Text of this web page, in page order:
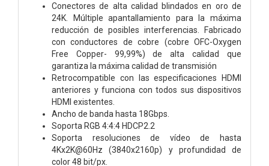
Conectores de alta calidad blindados en oro de
24K. Múltiple apantallamiento para la máxima
reducción de posibles interferencias. Fabricado
con conductores de cobre (cobre OFC-Oxygen
Free Copper- 99,99%) de alta calidad que
garantiza la máxima calidad de transmisión
Retrocompatible con las especificaciones HDMI
anteriores y funciona con todos sus dispositivos
HDMI existentes.
Ancho de banda hasta 18Gbps.
Soporta RGB 4:4:4 HDCP2.2
Soporta resoluciones de vídeo de hasta
4Kx2K@60Hz (3840x2160p) y profundidad de
color 48 bit/px.